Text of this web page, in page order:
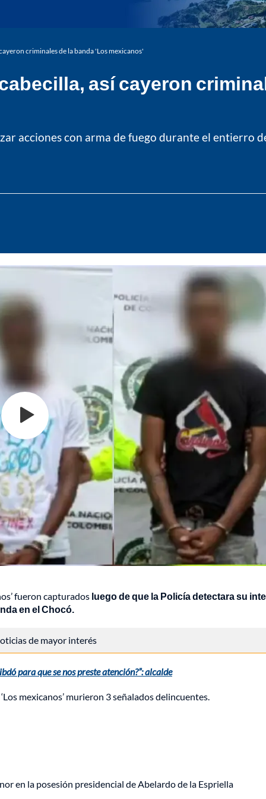
criminales de la banda 'Los mexicanos'
así cayeron
acciones con arma de fuego durante el entierro
fueron capturados luego de que la Policía detectara su
en el Chocó.
de mayor interés
para que se nos preste atención?”: alcalde
mexicanos’ murieron 3 señalados delincuentes.
en la posesión presidencial de Abelardo de la Espriella